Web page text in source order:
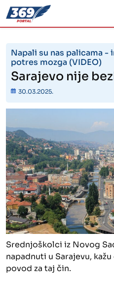
Napali su nas palicama -
potres mozga (VIDEO)
Sarajevo nije
30.03.2025.
Srednjoškolci iz Novog
napadnuti u Sarajevu,
povod za taj čin.